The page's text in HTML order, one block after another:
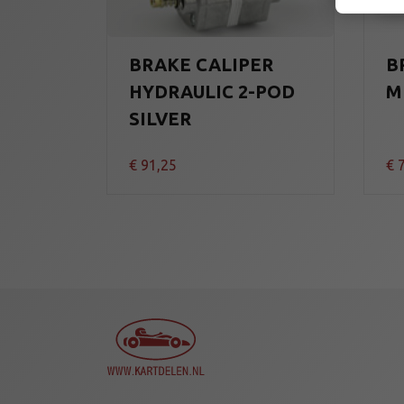
BRAKE CALIPER
HYDRAULIC 2-POD
SILVER
€ 91,25 €